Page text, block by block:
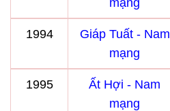
mạng
1994
Giáp Tuất - Nam
mạng
1995
Ất Hợi - Nam
mạng